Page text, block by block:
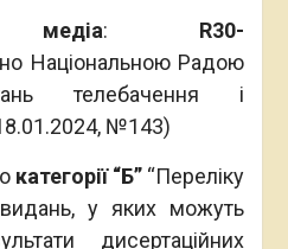
медіа: R30-
Національною Радою
телебачення і
№143)
категорії“Б” “Переліку
у яких можуть
дисертаційних